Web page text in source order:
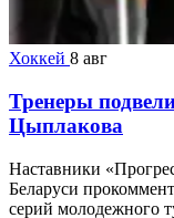
Хоккей 8 авг
Тренеры
Цыплакова
Наставники
Беларуси
серий молодежного